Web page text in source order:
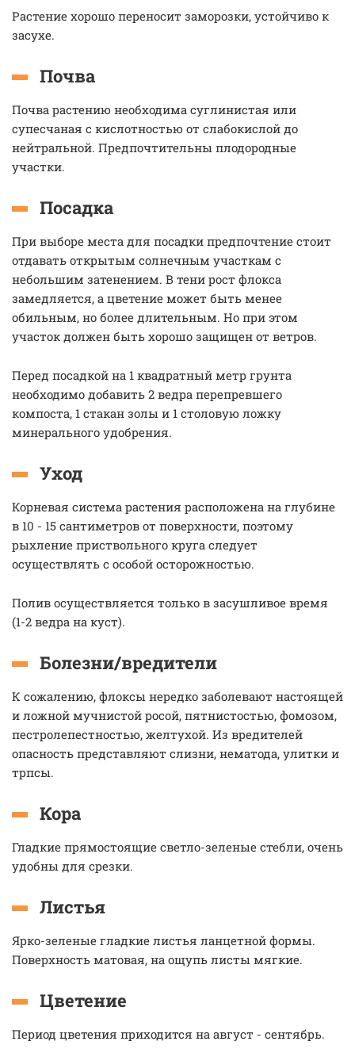
Растение хорошо переносит заморозки, устойчиво к
засухе.
Почва
Почва растению необходима суглинистая или
супесчаная с кислотностью от слабокислой до
нейтральной. Предпочтительны плодородные
участки.
Посадка
При выборе места для посадки предпочтение стоит
отдавать открытым солнечным участкам с
небольшим затенением. В тени рост флокса
замедляется, а цветение может быть менее
обильным, но более длительным. Но при этом
участок должен быть хорошо защищен от ветров.
Перед посадкой на 1 квадратный метр грунта
необходимо добавить 2 ведра перепревшего
компоста, 1 стакан золы и 1 столовую ложку
минерального удобрения.
Уход
Корневая система растения расположена на глубине
в 10 - 15 сантиметров от поверхности, поэтому
рыхление приствольного круга следует
осуществлять с особой осторожностью.
Полив осуществляется только в засушливое время
(1-2 ведра на куст).
Болезни/вредители
К сожалению, флоксы нередко заболевают настоящей
и ложной мучнистой росой, пятнистостью, фомозом,
пестролепестностью, желтухой. Из вредителей
опасность представляют слизни, нематода, улитки и
трпсы.
Кора
Гладкие прямостоящие светло-зеленые стебли, очень
удобны для срезки.
Листья
Ярко-зеленые гладкие листья ланцетной формы.
Поверхность матовая, на ощупь листы мягкие.
Цветение
Период цветения приходится на август - сентябрь.